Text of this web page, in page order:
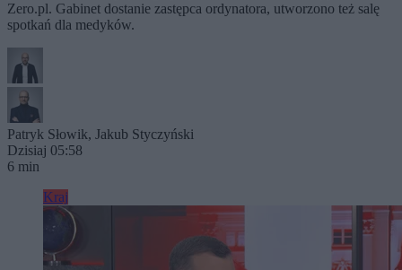
Zero.pl. Gabinet dostanie zastępca ordynatora, utworzono też salę
spotkań dla medyków.
Patryk Słowik, Jakub Styczyński
Dzisiaj 05:58
6 min
Kraj